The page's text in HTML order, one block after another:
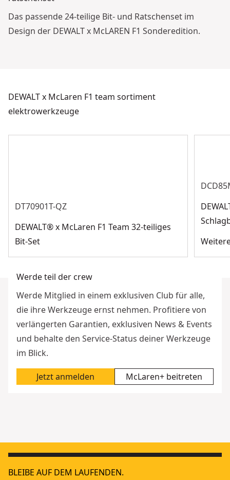
Das passende 24-teilige Bit- und Ratschenset im
Design der DEWALT x McLAREN F1 Sonderedition.
DEWALT x McLaren F1 team sortiment
elektrowerkzeuge
DT70901T-QZ
DEWALT® x McLaren F1 Team 32-teiliges
Bit-Set
Werde teil der crew
Werde Mitglied in einem exklusiven Club für alle,
die ihre Werkzeuge ernst nehmen. Profitiere von
verlängerten Garantien, exklusiven News & Events
und behalte den Service-Status deiner Werkzeuge
im Blick.
Jetzt anmelden McLaren+ beitreten
BLEIBE AUF DEM LAUFENDEN.